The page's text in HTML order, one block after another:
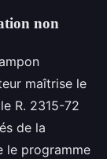
non
maîtrise le
R. 2315-72
de la
le programme